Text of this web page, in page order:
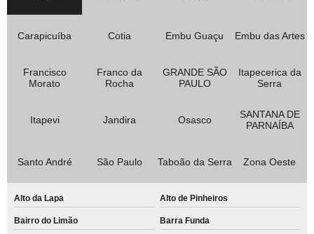
Carapicuíba Cotia Embu Guaçu Embu das Artes
Francisco
Morato
Franco da
Rocha
GRANDE SÃO
PAULO
Itapecerica da
Serra
Itapevi Jandira Osasco
SANTANA DE
PARNAÍBA
Santo André São Paulo Taboão da Serra Zona Oeste
Alto da Lapa Alto de Pinheiros
Bairro do Limão Barra Funda